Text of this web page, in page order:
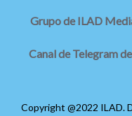
Grupo de ILAD
Canal de Telegram
Copyright @2022 ILAD.